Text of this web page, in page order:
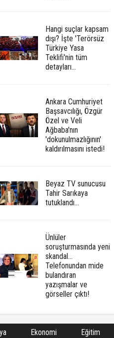
Hangi suçlar kapsam
dışı? İşte 'Terörsüz
Türkiye Yasa
Teklifi'nin tüm
detayları...
Ankara Cumhuriyet
Başsavcılığı, Özgür
Özel ve Veli
Ağbaba'nın
'dokunulmazlığının'
kaldırılmasını istedi!
Beyaz TV sunucusu
Tahir Sarıkaya
tutuklandı...
Ünlüler
soruşturmasında yeni
skandal...
Telefonundan mide
bulandıran
yazışmalar ve
görseller çıktı!
Ekonomi Eğitim